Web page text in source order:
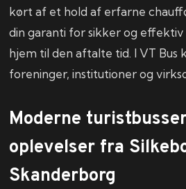
kørt af et hold af erfarne
din garanti for sikker og
hjem til den aftalte tid. I VT
foreninger, institutioner og
​Moderne
oplevelser fra
Skanderborg